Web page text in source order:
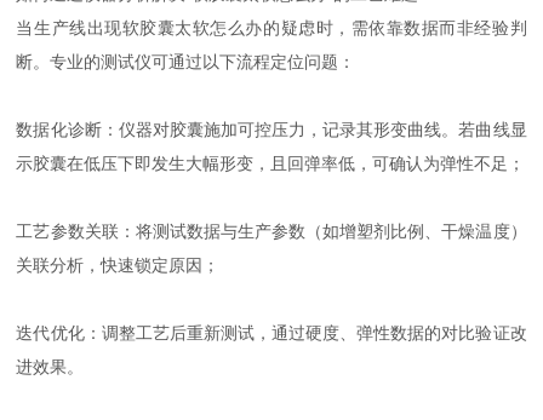
当生产线出现软胶囊太软怎么办的疑虑时，需依靠数据而非经验判
断。专业的测试仪可通过以下流程定位问题：
数据化诊断：仪器对胶囊施加可控压力，记录其形变曲线。若曲线显
示胶囊在低压下即发生大幅形变，且回弹率低，可确认为弹性不足；
工艺参数关联：将测试数据与生产参数（如增塑剂比例、干燥温度）
关联分析，快速锁定原因；
迭代优化：调整工艺后重新测试，通过硬度、弹性数据的对比验证改
进效果。